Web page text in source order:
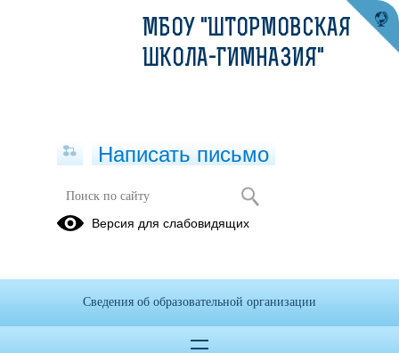
Профориентация
МБОУ "ШТОРМОВСКАЯ
ШКОЛА-ГИМНАЗИЯ"
Написать письмо
Версия для слабовидящих
Сведения об образовательной организации